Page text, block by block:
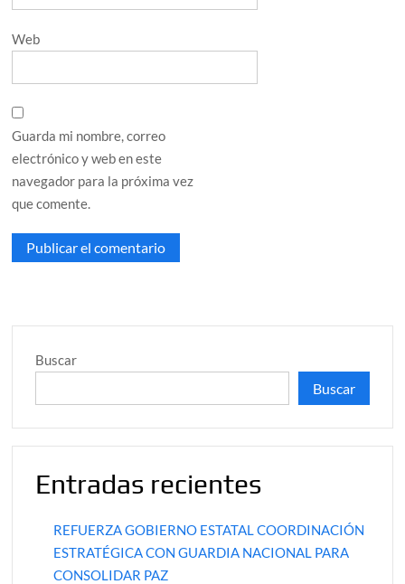
Web
Guarda mi nombre, correo
electrónico y web en este
navegador para la próxima vez
que comente.
Buscar
Buscar
Entradas recientes
REFUERZA GOBIERNO ESTATAL COORDINACIÓN
ESTRATÉGICA CON GUARDIA NACIONAL PARA
CONSOLIDAR PAZ